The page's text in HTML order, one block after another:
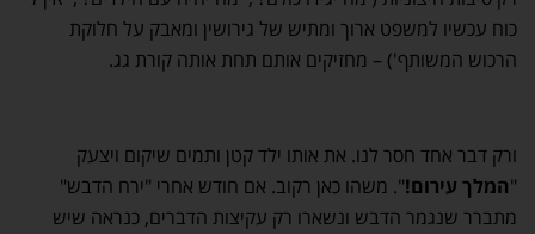
כוח עכשיו למשפט ארוך ומתיש של גירושין ומאבק על חלוקת
הרכוש המשותף') – מחזיקים אותם תחת אותה קורת גג.
ורק דבר אחד חסר לנו. את אותו ילד קטן ותמים שיקום ויצעק
"המלך עירום!". משהו כאן רקוב. אם חודש אחרי "ירח הדבש"
מתברר שנגמר הדבש ונשארו רק עקיצות הדברים, כנראה שיש